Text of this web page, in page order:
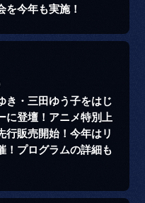
を今年も実施！
き・三田ゆう子をはじ
に登壇！アニメ特別上
行販売開始！今年はリ
！プログラムの詳細も